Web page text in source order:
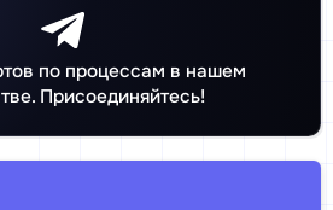
по процессам в нашем
Присоединяйтесь!